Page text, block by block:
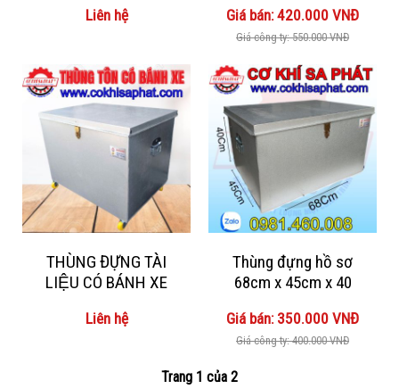
Liên hệ Giá bán: 420.000 VNĐ
Giá công ty: 550.000 VNĐ
THÙNG ĐỰNG TÀI
LIỆU CÓ BÁNH XE
Liên hệ
Thùng đựng hồ sơ
68cm x 45cm x 40
Giá bán: 350.000 VNĐ
Giá công ty: 400.000 VNĐ
Trang 1 của 2